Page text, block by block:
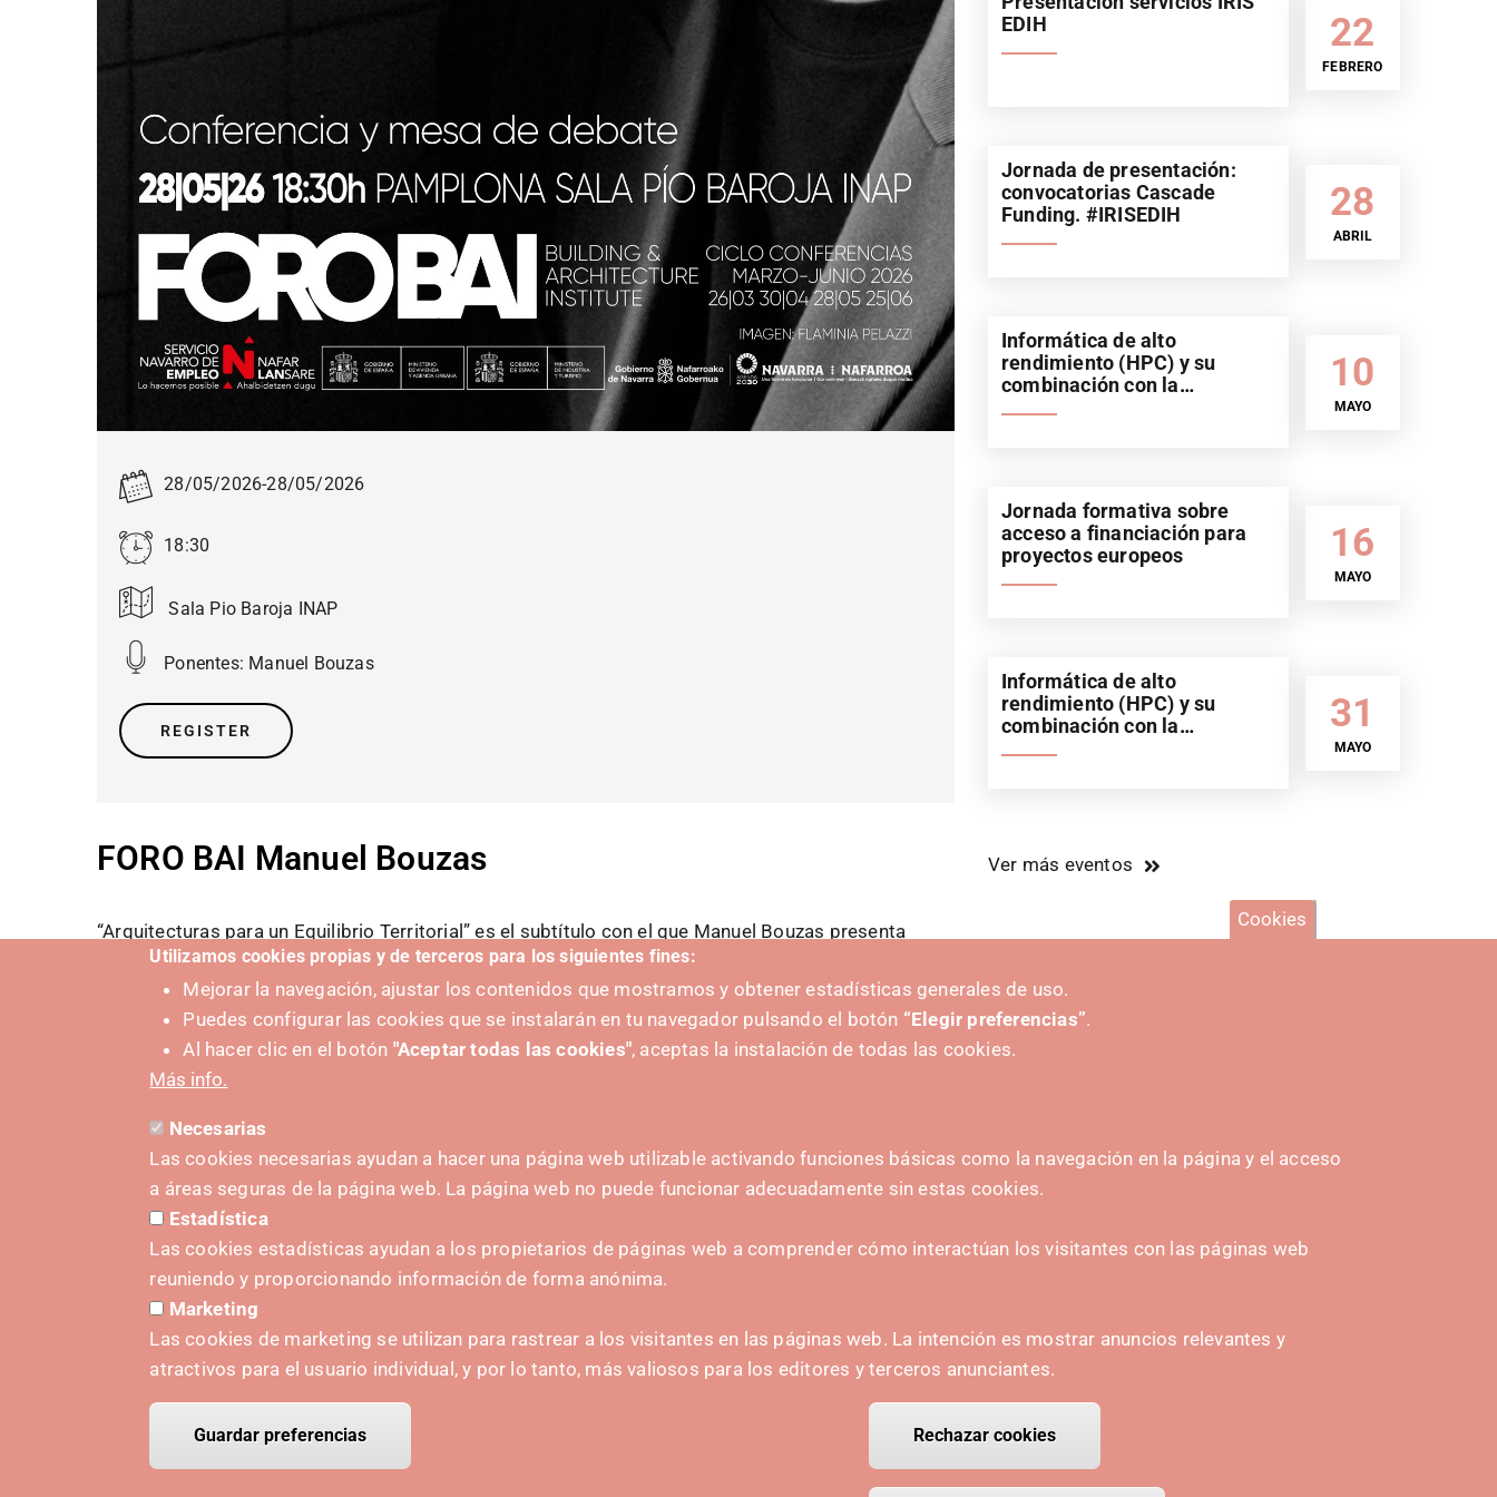
28/05/2026-28/05/2026
18:30
Sala Pio Baroja INAP
Ponentes: Manuel Bouzas
REGISTER
FORO BAI Manuel Bouzas
“Arquitecturas para un Equilibrio Territorial” es el subtítulo con el que Manuel Bouzas presenta
Internalities, el pabellón de España en la 19 Bienal de Arquitectura de Venecia. Este lema constituye
el punto de partida de una conferencia que busca reflexionar sobre los impactos ambientales de la
construcción y las estrategias arquitectónicas capaces de mitigarlos, priorizando recursos
regionales, regenerativos y de bajo impacto ecológico.
22
FEBRERO
EDIH
28
ABRIL
Jornada de presentación:
convocatorias Cascade
Funding. #IRISEDIH
10
MAYO
Informática de alto
rendimiento (HPC) y su
combinación con la
16
MAYO
Jornada formativa sobre
acceso a financiación para
proyectos europeos
31
MAYO
Informática de alto
rendimiento (HPC) y su
combinación con la
Ver más eventos
hola@irisnavarra.com
Formulario de contacto
Kit de prensa
INICIATIVAS
Cookies
Utilizamos cookies propias y de terceros para los siguientes fines:
Mejorar la navegación, ajustar los contenidos que mostramos y obtener estadísticas generales de uso.
Puedes configurar las cookies que se instalarán en tu navegador pulsando el botón “Elegir preferencias”.
Al hacer clic en el botón "Aceptar todas las cookies", aceptas la instalación de todas las cookies.
Más info.
Necesarias
Las cookies necesarias ayudan a hacer una página web utilizable activando funciones básicas como la navegación en la página y el acceso
a áreas seguras de la página web. La página web no puede funcionar adecuadamente sin estas cookies.
Estadística
Las cookies estadísticas ayudan a los propietarios de páginas web a comprender cómo interactúan los visitantes con las páginas web
reuniendo y proporcionando información de forma anónima.
Marketing
Las cookies de marketing se utilizan para rastrear a los visitantes en las páginas web. La intención es mostrar anuncios relevantes y
atractivos para el usuario individual, y por lo tanto, más valiosos para los editores y terceros anunciantes.
Guardar preferencias Rechazar cookies
Retirar el consentimiento